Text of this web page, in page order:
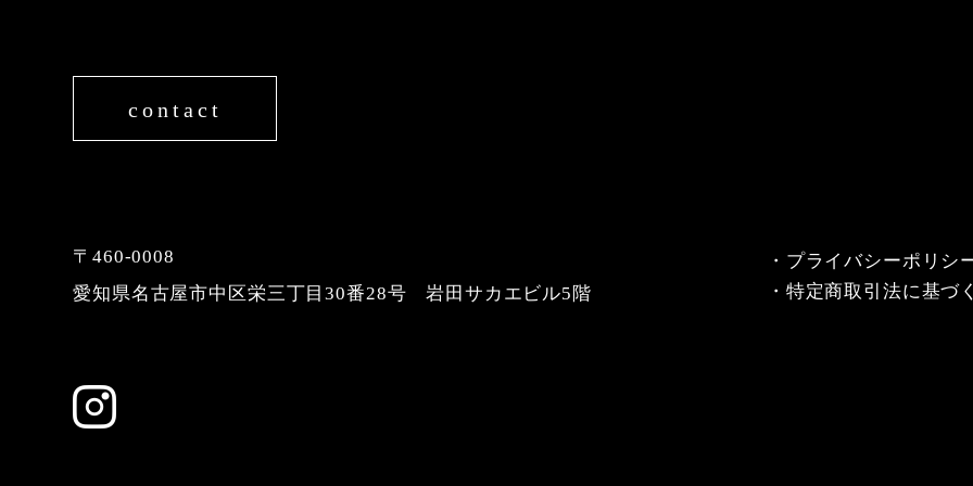
contact
〒460-0008
愛知県名古屋市中区栄三丁目30番28号岩田サカエビル5階
・ プライバシーポリシ
・ 特定商取引法に基づ